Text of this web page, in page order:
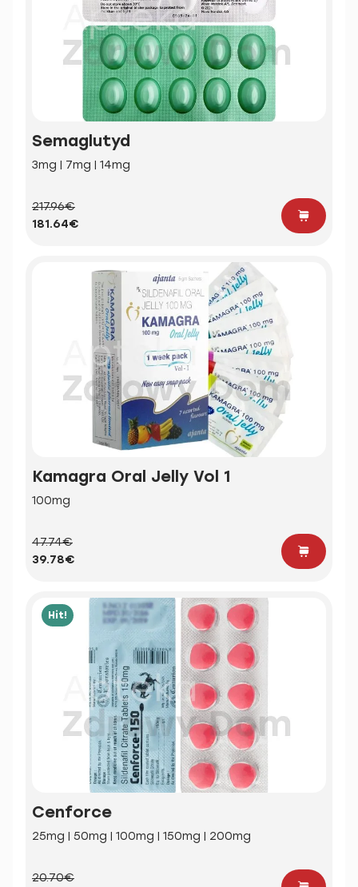
Semaglutyd
3mg | 7mg | 14mg
217.96€
181.64€
Kamagra Oral Jelly Vol 1
100mg
47.74€
39.78€
Hit!
Cenforce
25mg | 50mg | 100mg | 150mg | 200mg
20.70€